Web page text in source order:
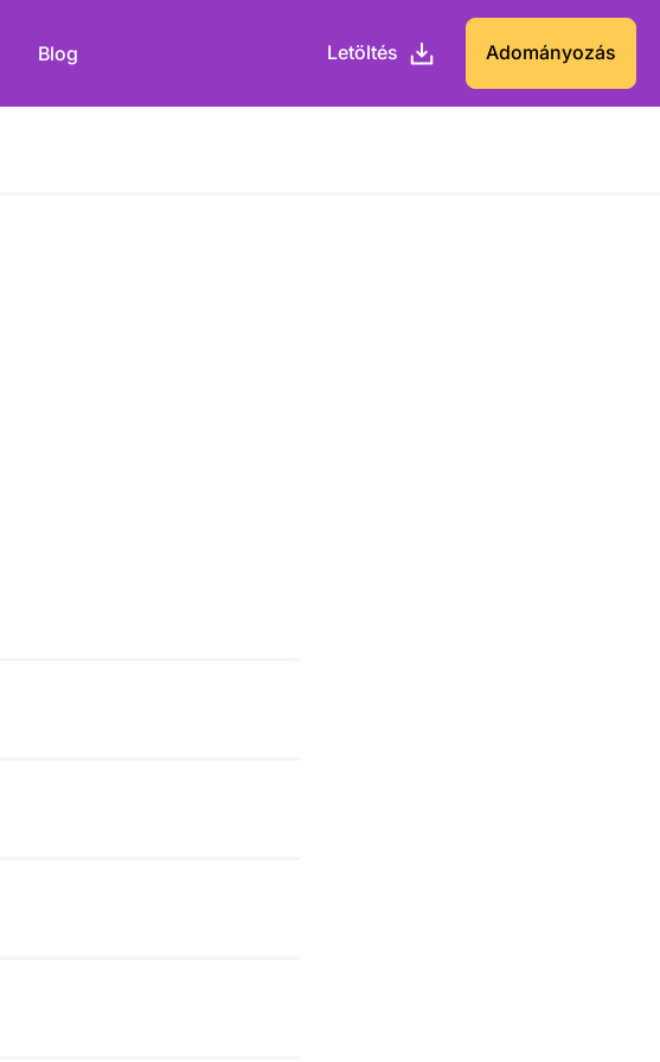
Blog Letöltés Adományozás